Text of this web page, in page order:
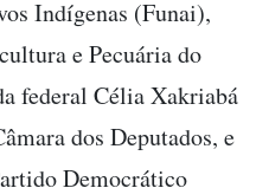
Indígenas (Funai),
e Pecuária do
federal Célia Xakriabá
dos Deputados, e
Democrático